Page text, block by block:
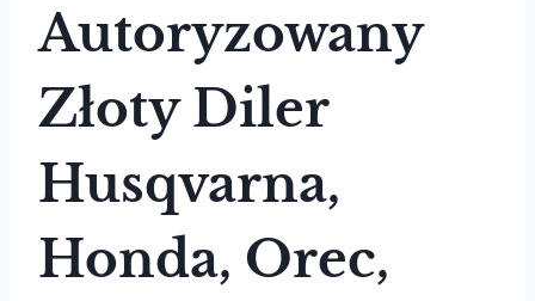
Autoryzowany
Złoty Diler
Husqvarna,
Honda, Orec,